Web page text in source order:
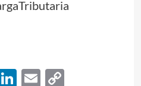
LinkedIn
EmailCopy